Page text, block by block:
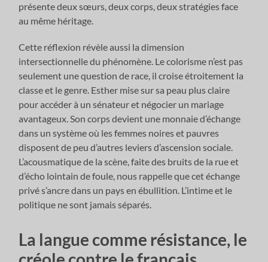
présente deux sœurs, deux corps, deux stratégies face
au même héritage.
Cette réflexion révèle aussi la dimension
intersectionnelle du phénomène. Le colorisme n’est pas
seulement une question de race, il croise étroitement la
classe et le genre. Esther mise sur sa peau plus claire
pour accéder à un sénateur et négocier un mariage
avantageux. Son corps devient une monnaie d’échange
dans un système où les femmes noires et pauvres
disposent de peu d’autres leviers d’ascension sociale.
L’acousmatique de la scène, faite des bruits de la rue et
d’écho lointain de foule, nous rappelle que cet échange
privé s’ancre dans un pays en ébullition. L’intime et le
politique ne sont jamais séparés.
La langue comme résistance, le